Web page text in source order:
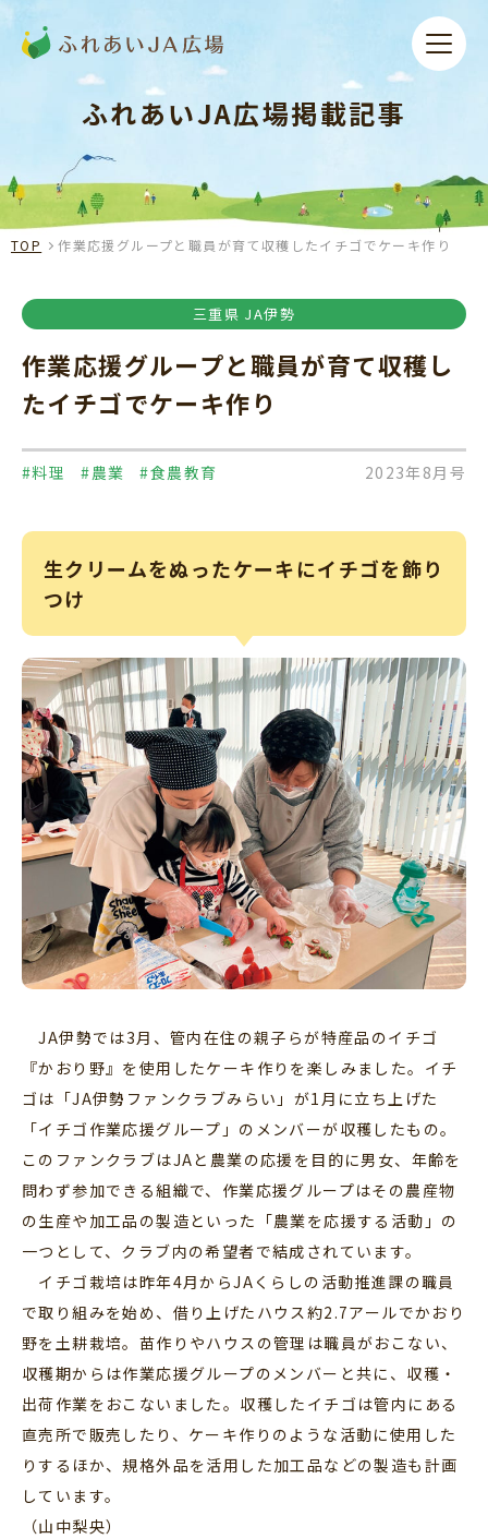
ふれあいJA広場掲載記事
TOP 作業応援グループと職員が育て収穫したイチゴでケーキ作り
三重県 JA伊勢
作業応援グループと職員が育て収穫し
たイチゴでケーキ作り
#料理 #農業 #食農教育 2023年8月号
生クリームをぬったケーキにイチゴを飾り
つけ
JA伊勢では3月、管内在住の親子らが特産品のイチゴ
『かおり野』を使用したケーキ作りを楽しみました。イチ
ゴは「JA伊勢ファンクラブみらい」が1月に立ち上げた
「イチゴ作業応援グループ」のメンバーが収穫したもの。
このファンクラブはJAと農業の応援を目的に男女、年齢を
問わず参加できる組織で、作業応援グループはその農産物
の生産や加工品の製造といった「農業を応援する活動」の
一つとして、クラブ内の希望者で結成されています。
イチゴ栽培は昨年4月からJAくらしの活動推進課の職員
で取り組みを始め、借り上げたハウス約2.7アールでかおり
野を土耕栽培。苗作りやハウスの管理は職員がおこない、
収穫期からは作業応援グループのメンバーと共に、収穫・
出荷作業をおこないました。収穫したイチゴは管内にある
直売所で販売したり、ケーキ作りのような活動に使用した
りするほか、規格外品を活用した加工品などの製造も計画
しています。
（山中梨央）